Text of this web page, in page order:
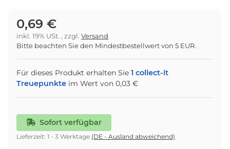
0,69 €
inkl. 19% USt. , zzgl. Versand
Bitte beachten Sie den Mindestbestellwert von 5 EUR.
Für dieses Produkt erhalten Sie 1 collect-it
Treuepunkte im Wert von 0,03 €
Sofort verfügbar
Lieferzeit: 1 - 3 Werktage (DE - Ausland abweichend)